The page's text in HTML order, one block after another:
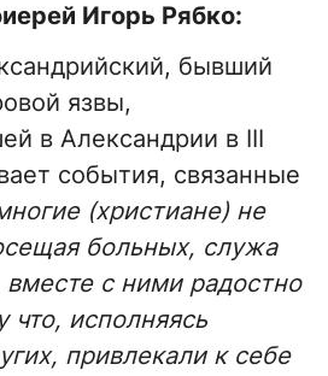
Игорь Рябко:
бывший
язвы,
в Александрии в III
события, связанные
(христиане) не
больных, служа
с ними радостно
что, исполняясь
привлекали к себе